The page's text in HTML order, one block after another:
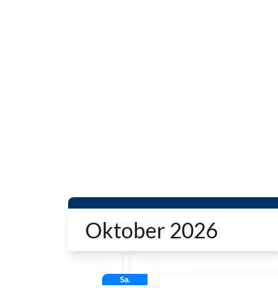
Oktober 2026
Sa.